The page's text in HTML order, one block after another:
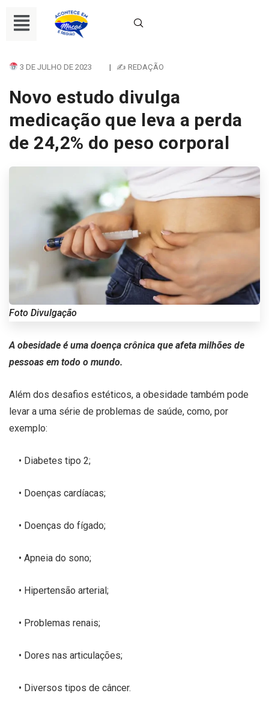
3 DE JULHO DE 2023 | ✍ REDAÇÃO
Novo estudo divulga
medicação que leva a perda
de 24,2% do peso corporal
Foto Divulgação
A obesidade é uma doença crônica que afeta milhões de
pessoas em todo o mundo.
Além dos desafios estéticos, a obesidade também pode
levar a uma série de problemas de saúde, como, por
exemplo:
• Diabetes tipo 2;
• Doenças cardíacas;
• Doenças do fígado;
• Apneia do sono;
• Hipertensão arterial;
• Problemas renais;
• Dores nas articulações;
• Diversos tipos de câncer.